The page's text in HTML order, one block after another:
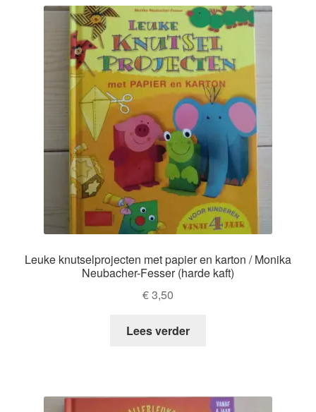
Leuke knutselprojecten met papier en karton / Monika
Neubacher-Fesser (harde kaft)
€3,50
Lees verder